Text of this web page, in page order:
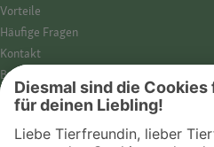
Vorteile
Häufige Fragen
Kontakt
Barrierefreiheit
Impressum
Datenschutz­hinweise
Cookies